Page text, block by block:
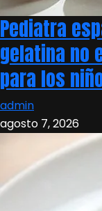
Pediatra
gelatina no
para los
admin
agosto 7, 2026